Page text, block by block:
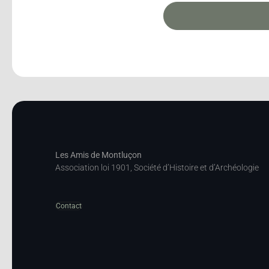
Les Amis de Montluçon
Association loi 1901, Société d’Histoire et d’Archéologie
Contact